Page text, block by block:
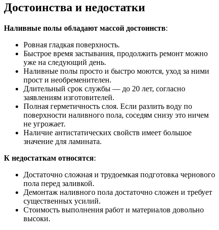
Достоинства и недостатки
Наливные полы обладают массой достоинств:
Ровная гладкая поверхность.
Быстрое время застывания, продолжить ремонт можно
уже на следующий день.
Наливные полы просто и быстро моются, уход за ними
прост и необременителен.
Длительный срок службы — до 20 лет, согласно
заявлениям изготовителей.
Полная герметичность слоя. Если разлить воду по
поверхности наливного пола, соседям снизу это ничем
не угрожает.
Наличие антистатических свойств имеет большое
значение для ламината.
К недостаткам относятся:
Достаточно сложная и трудоемкая подготовка чернового
пола перед заливкой.
Демонтаж наливного пола достаточно сложен и требует
существенных усилий.
Стоимость выполнения работ и материалов довольно
высоки.